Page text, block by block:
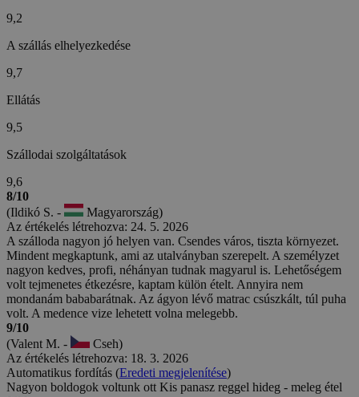
9,2
A szállás elhelyezkedése
9,7
Ellátás
9,5
Szállodai szolgáltatások
9,6
8/10
(Ildikó S. -
Magyarország)
Az értékelés létrehozva: 24. 5. 2026
A szálloda nagyon jó helyen van. Csendes város, tiszta környezet.
Mindent megkaptunk, ami az utalványban szerepelt. A személyzet
nagyon kedves, profi, néhányan tudnak magyarul is. Lehetőségem
volt tejmenetes étkezésre, kaptam külön ételt. Annyira nem
mondanám bababarátnak. Az ágyon lévő matrac csúszkált, túl puha
volt. A medence vize lehetett volna melegebb.
9/10
(Valent M. -
Cseh)
Az értékelés létrehozva: 18. 3. 2026
Automatikus fordítás (Eredeti megjelenítése)
Nagyon boldogok voltunk ott Kis panasz reggel hideg - meleg étel